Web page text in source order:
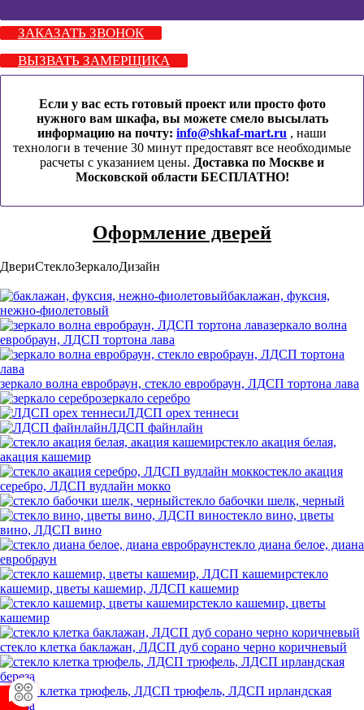
ЗАКАЗАТЬ ЗВОНОК
ВЫЗВАТЬ ЗАМЕРЩИКА
Если у вас есть готовый проект или просто фото
нужного вам шкафа, вы можете смело высылать
информацию на почту: info@shkaf-mart.ru , наши
технологи в течение 30 минут предоставят все необходимые
расчеты с указанием цены. Доставка по Москве и
Московской области БЕСПЛАТНО!
Оформление дверей
ДвериСтеклоЗеркалоДизайн
баклажан, фуксия,
нежно-фиолетовый
зеркало волна
евробраун, ЛДСП тортона лава
зеркало волна евробраун, стекло евробраун, ЛДСП тортона лава
зеркало серебро
ЛДСП орех теннеси
ЛДСП файнлайн
стекло акация белая,
акация кашемир
стекло акация
серебро, ЛДСП вудлайн мокко
стекло бабочки шелк, черный
стекло вино, цветы
вино, ЛДСП вино
стекло диана белое, диана
евробраун
стекло
кашемир, цветы кашемир, ЛДСП кашемир
стекло кашемир, цветы
кашемир
стекло клетка баклажан, ЛДСП дуб сорано черно коричневый
стекло клетка трюфель, ЛДСП трюфель, ЛДСП ирландская
береза